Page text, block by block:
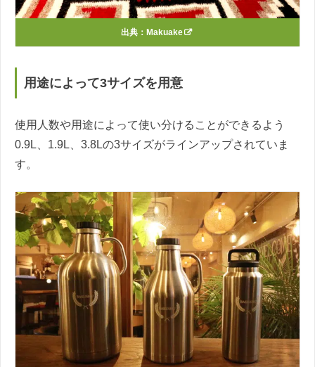
出典： Makuake
用途によって3サイズを用意
使用人数や用途によって使い分けることができるよう
0.9L、1.9L、3.8Lの3サイズがラインアップされていま
す。